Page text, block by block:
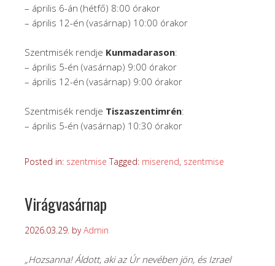
– április 6-án (hétfő) 8:00 órakor
– április 12-én (vasárnap) 10:00 órakor
Szentmisék rendje Kunmadarason:
– április 5-én (vasárnap) 9:00 órakor
– április 12-én (vasárnap) 9:00 órakor
Szentmisék rendje Tiszaszentimrén:
– április 5-én (vasárnap) 10:30 órakor
Posted in: szentmise Tagged: miserend, szentmise
Virágvasárnap
2026.03.29. byAdmin
„Hozsanna! Áldott, aki az Úr nevében jön, és Izrael